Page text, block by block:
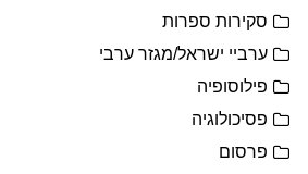
סקירות ספרות
ערביי ישראל/מגזר ערבי
פילוסופיה
פסיכולוגיה
פרסום